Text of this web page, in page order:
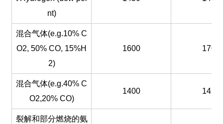
nt)
混合气体(e.g.10% C
O2, 50% CO, 15%H
2)
1600 1700
混合气体(e.g.40% C
O2,20% CO)
1400 1450
裂解和部分燃烧的氨